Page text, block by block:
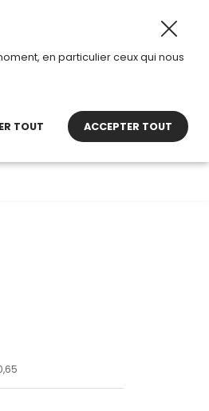
été. Horaires d’ouverture
en particulier ceux qui nous
TOUT ACCEPTER TOUT